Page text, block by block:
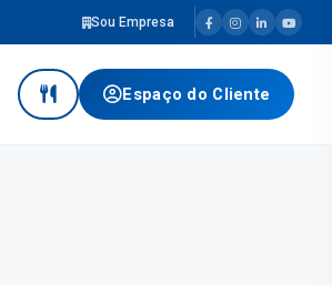
Sou Empresa
Espaço do Cliente